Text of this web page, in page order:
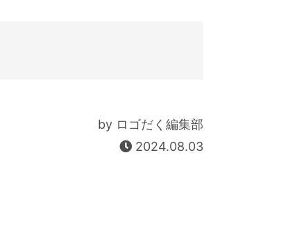
by ロゴだく編集部
2024.08.03